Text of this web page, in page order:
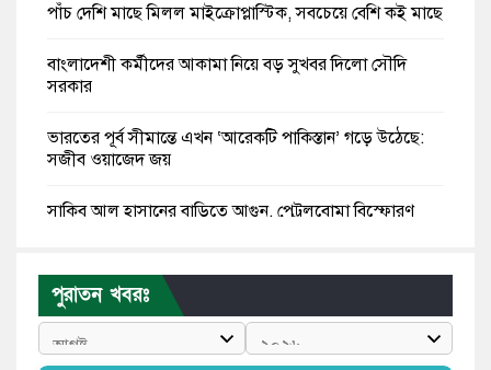
পাঁচ দেশি মাছে মিলল মাইক্রোপ্লাস্টিক, সবচেয়ে বেশি কই মাছে
বাংলাদেশী কর্মীদের আকামা নিয়ে বড় সুখবর দিলো সৌদি
সরকার
ভারতের পূর্ব সীমান্তে এখন ‘আরেকটি পাকিস্তান’ গড়ে উঠেছে:
সজীব ওয়াজেদ জয়
সাকিব আল হাসানের বাড়িতে আগুন, পেট্রলবোমা বিস্ফোরণ
ডকুমেন্টারি নয়: ভারপ্রাপ্ত রাষ্ট্রপতি
কুমিল্লায় শরীরের বিভিন্ন ক্ষত নিয়ে বেঁচে আছেন ৫৬৬
জুলাইযোদ্ধা
পুরাতন খবরঃ